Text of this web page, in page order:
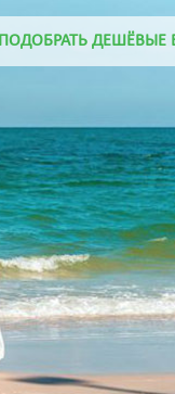
ПОДОБРАТЬ